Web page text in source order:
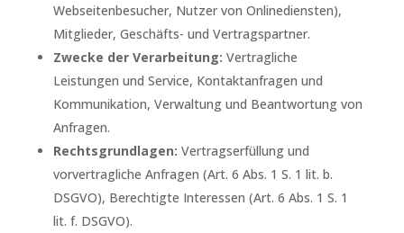
Webseitenbesucher, Nutzer von Onlinediensten),
Mitglieder, Geschäfts- und Vertragspartner.
Zwecke der Verarbeitung: Vertragliche
Leistungen und Service, Kontaktanfragen und
Kommunikation, Verwaltung und Beantwortung von
Anfragen.
Rechtsgrundlagen: Vertragserfüllung und
vorvertragliche Anfragen (Art. 6 Abs. 1 S. 1 lit. b.
DSGVO), Berechtigte Interessen (Art. 6 Abs. 1 S. 1
lit. f. DSGVO).